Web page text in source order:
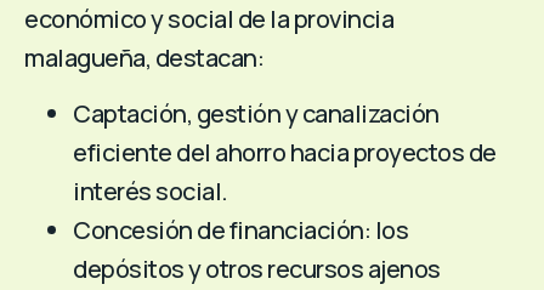
económico y social de la provincia
malagueña, destacan:
Captación, gestión y canalización
eficiente del ahorro hacia proyectos de
interés social.
Concesión de financiación: los
depósitos y otros recursos ajenos